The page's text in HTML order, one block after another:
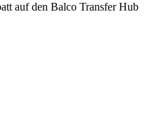
auf den Balco Transfer Hub